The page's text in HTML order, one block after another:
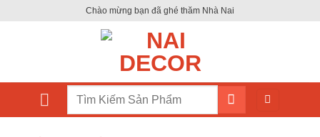
Chào mừng bạn đã ghé thăm Nhà Nai
Tìm